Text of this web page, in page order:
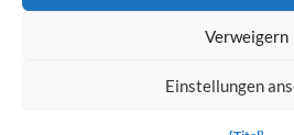
Verweigern
Einstellungen
© 1998–2026